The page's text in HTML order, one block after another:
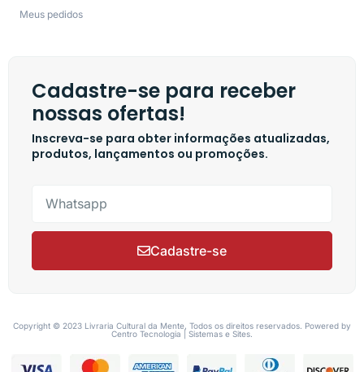
Meus pedidos
Cadastre-se para receber
nossas ofertas!
Inscreva-se para obter informações atualizadas,
produtos, lançamentos ou promoções.
Cadastre-se
Copyright © 2023 Livraria Cultural da Mente, Todos os direitos reservados. Powered by
Centro Tecnologia | Sistemas e Sites.